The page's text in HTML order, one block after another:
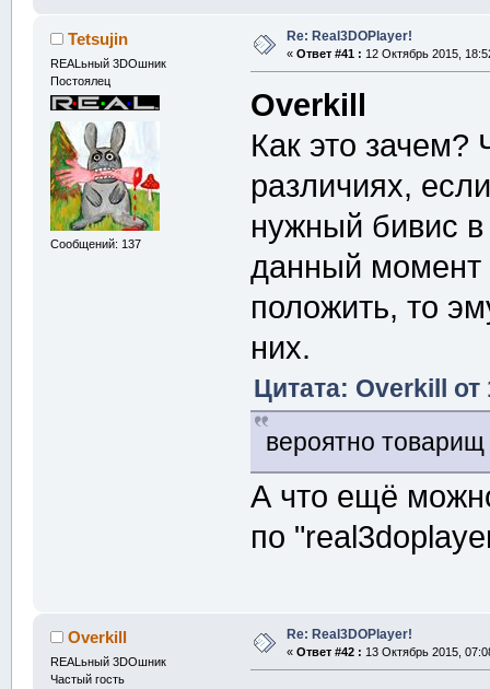
Tetsujin
REALьный 3DOшник
Постоялец
Сообщений: 137
Re: Real3DOPlayer!
« Ответ #41 : 12 Октябрь 2015,
Overkill
Как это зачем?
различиях,
нужный бивис в
данный момент
положить, то
них.
Цитата: Overkill
вероятно
А что ещё
по
Overkill
REALьный 3DOшник
Частый гость
Re: Real3DOPlayer!
« Ответ #42 : 13 Октябрь 2015,